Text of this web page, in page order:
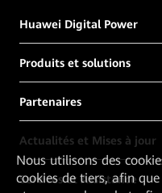
Huawei Digital Power
Produits et solutions
Partenaires
Actualités et Mises à jour
Services et Assistance
Nous utilisons des
cookies de tiers, afin